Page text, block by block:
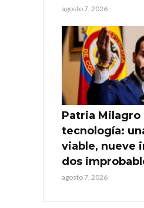
agosto 7, 2026
Patria Milagro
tecnología:
viable, nueve
dos
agosto 7, 2026